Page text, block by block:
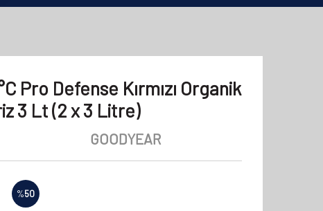
Pro Defense Kırmızı Organik
3 Lt (2 x 3 Litre)
GOODYEAR
%50